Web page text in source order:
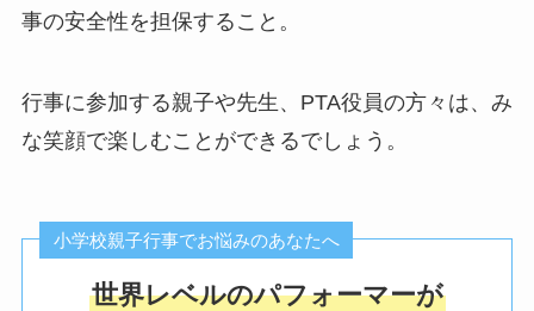
事の安全性を担保すること。
行事に参加する親子や先生、PTA役員の方々は、み
な笑顔で楽しむことができるでしょう。
小学校親子行事でお悩みのあなたへ
世界レベルのパフォーマーが